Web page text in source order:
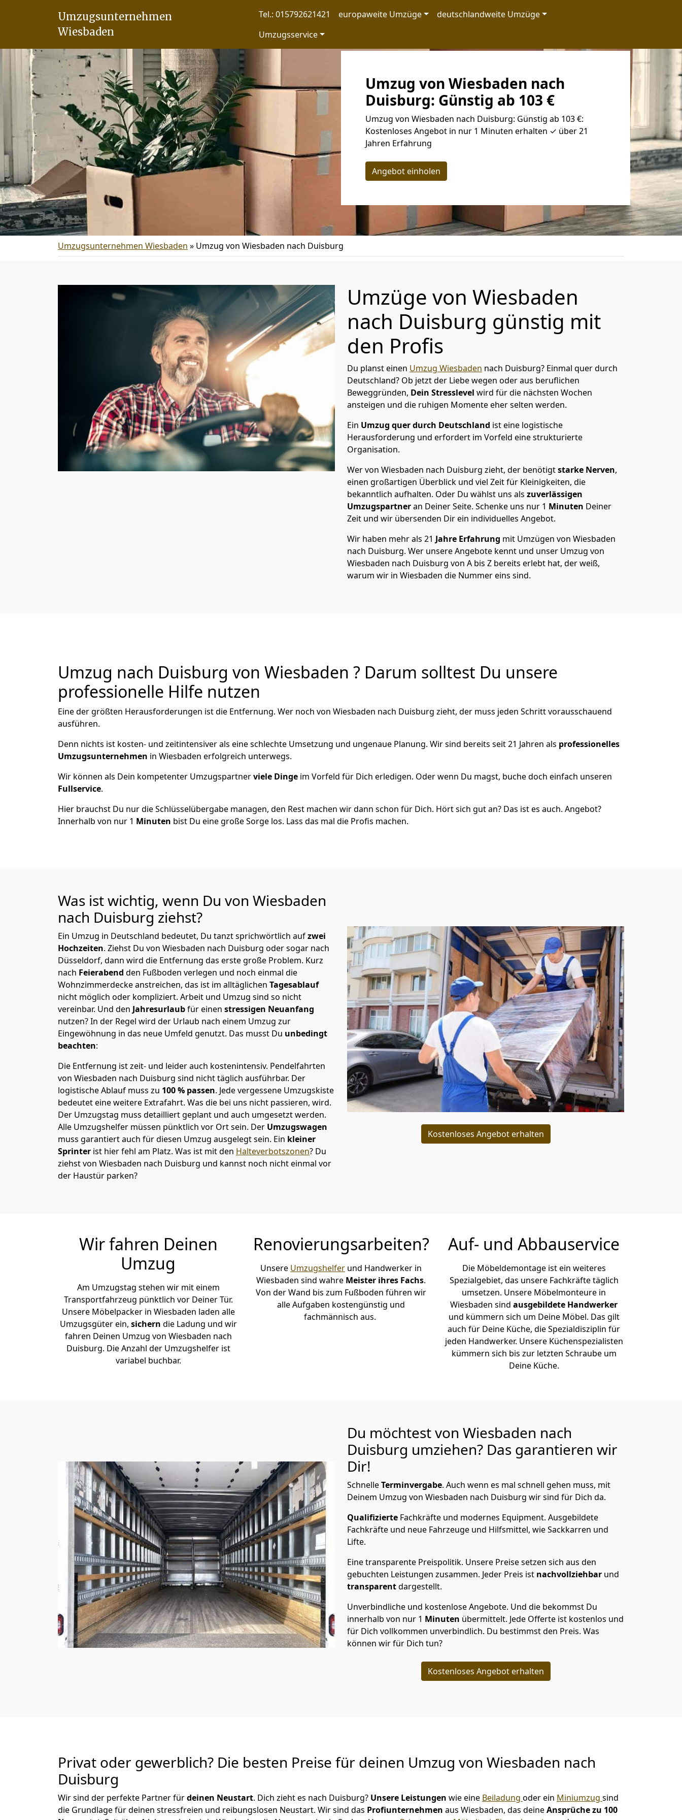
Umzugsunternehmen
Wiesbaden
Tel.: 015792621421 europaweite Umzüge
deutschlandweite Umzüge
Umzugsservice
Umzug von Wiesbaden nach
Duisburg: Günstig ab 103 €
Umzug von Wiesbaden nach Duisburg: Günstig ab 103 €:
Kostenloses Angebot in nur 1 Minuten erhalten ✓ über 21
Jahren Erfahrung
Angebot einholen
Umzugsunternehmen Wiesbaden » Umzug von Wiesbaden nach Duisburg
Umzüge von Wiesbaden
nach Duisburg günstig mit
den Profis
Du planst einen Umzug Wiesbaden nach Duisburg? Einmal quer durch
Deutschland? Ob jetzt der Liebe wegen oder aus beruflichen
Beweggründen, Dein Stresslevel wird für die nächsten Wochen
ansteigen und die ruhigen Momente eher selten werden.
Ein Umzug quer durch Deutschland ist eine logistische
Herausforderung und erfordert im Vorfeld eine strukturierte
Organisation.
Wer von Wiesbaden nach Duisburg zieht, der benötigtstarke Nerven,
einen großartigen Überblick und viel Zeit für Kleinigkeiten, die
bekanntlich aufhalten. Oder Du wählst uns als zuverlässigen
Umzugspartneran Deiner Seite. Schenke uns nur 1 Minuten Deiner
Zeit und wir übersenden Dir ein individuelles Angebot.
Wir haben mehr als 21 Jahre Erfahrung mit Umzügen von Wiesbaden
nach Duisburg. Wer unsere Angebote kennt und unser Umzug von
Wiesbaden nach Duisburg von A bis Z bereits erlebt hat, der weiß,
warum wir in Wiesbaden die Nummer eins sind.
Umzug nach Duisburg von Wiesbaden ? Darum solltest Du unsere
professionelle Hilfe nutzen
Eine der größten Herausforderungen ist die Entfernung. Wer noch von Wiesbaden nach Duisburg zieht, der muss jeden Schritt vorausschauend
ausführen.
Denn nichts ist kosten- und zeitintensiver als eine schlechte Umsetzung und ungenaue Planung. Wir sind bereits seit 21 Jahren als professionelles
Umzugsunternehmen in Wiesbaden erfolgreich unterwegs.
Wir können als Dein kompetenter Umzugspartnerviele Dinge im Vorfeld für Dich erledigen. Oder wenn Du magst, buche doch einfach unseren
Fullservice.
Hier brauchst Du nur die Schlüsselübergabe managen, den Rest machen wir dann schon für Dich. Hört sich gut an? Das ist es auch. Angebot?
Innerhalb von nur 1 Minuten bist Du eine große Sorge los. Lass das mal die Profis machen.
Was ist wichtig, wenn Du von Wiesbaden
nach Duisburg ziehst?
Ein Umzug in Deutschland bedeutet, Du tanzt sprichwörtlich aufzwei
Hochzeiten. Ziehst Du von Wiesbaden nach Duisburg oder sogar nach
Düsseldorf, dann wird die Entfernung das erste große Problem. Kurz
nach Feierabend den Fußboden verlegen und noch einmal die
Wohnzimmerdecke anstreichen, das ist im alltäglichen Tagesablauf
nicht möglich oder kompliziert. Arbeit und Umzug sind so nicht
vereinbar. Und den Jahresurlaubfür einen stressigen Neuanfang
nutzen? In der Regel wird der Urlaub nach einem Umzug zur
Eingewöhnung in das neue Umfeld genutzt. Das musst Du unbedingt
beachten:
Die Entfernung ist zeit- und leider auch kostenintensiv. Pendelfahrten
von Wiesbaden nach Duisburg sind nicht täglich ausführbar. Der
logistische Ablauf muss zu 100 % passen. Jede vergessene Umzugskiste
bedeutet eine weitere Extrafahrt. Was die bei uns nicht passieren, wird.
Der Umzugstag muss detailliert geplant und auch umgesetzt werden.
Alle Umzugshelfer müssen pünktlich vor Ort sein. Der Umzugswagen
muss garantiert auch für diesen Umzug ausgelegt sein. Ein kleiner
Sprinter ist hier fehl am Platz. Was ist mit den Halteverbotszonen? Du
ziehst von Wiesbaden nach Duisburg und kannst noch nicht einmal vor
der Haustür parken?
Kostenloses Angebot erhalten
Wir fahren Deinen
Umzug
Am Umzugstag stehen wir mit einem
Transportfahrzeug pünktlich vor Deiner Tür.
Unsere Möbelpacker in Wiesbaden laden alle
Umzugsgüter ein, sichern die Ladung und wir
fahren Deinen Umzug von Wiesbaden nach
Duisburg. Die Anzahl der Umzugshelfer ist
variabel buchbar.
Renovierungsarbeiten?
Unsere Umzugshelfer und Handwerker in
Wiesbaden sind wahre Meister ihres Fachs.
Von der Wand bis zum Fußboden führen wir
alle Aufgaben kostengünstig und
fachmännisch aus.
Auf- und Abbauservice
Die Möbeldemontage ist ein weiteres
Spezialgebiet, das unsere Fachkräfte täglich
umsetzen. Unsere Möbelmonteure in
Wiesbaden sind ausgebildete Handwerker
und kümmern sich um Deine Möbel. Das gilt
auch für Deine Küche, die Spezialdisziplin für
jeden Handwerker. Unsere Küchenspezialisten
kümmern sich bis zur letzten Schraube um
Deine Küche.
Du möchtest von Wiesbaden nach
Duisburg umziehen? Das garantieren wir
Dir!
SchnelleTerminvergabe. Auch wenn es mal schnell gehen muss, mit
Deinem Umzug von Wiesbaden nach Duisburg wir sind für Dich da.
Qualifizierte Fachkräfte und modernes Equipment. Ausgebildete
Fachkräfte und neue Fahrzeuge und Hilfsmittel, wie Sackkarren und
Lifte.
Eine transparente Preispolitik. Unsere Preise setzen sich aus den
gebuchten Leistungen zusammen. Jeder Preis ist nachvollziehbar und
transparentdargestellt.
Unverbindliche und kostenlose Angebote. Und die bekommst Du
innerhalb von nur 1 Minuten übermittelt. Jede Offerte ist kostenlos und
für Dich vollkommen unverbindlich. Du bestimmst den Preis. Was
können wir für Dich tun?
Kostenloses Angebot erhalten
Privat oder gewerblich? Die besten Preise für deinen Umzug von Wiesbaden nach
Duisburg
Wir sind der perfekte Partner fürdeinen Neustart. Dich zieht es nach Duisburg? Unsere Leistungen wie eine Beiladung oder ein Miniumzug sind
die Grundlage für deinen stressfreien und reibungslosen Neustart. Wir sind das Profiunternehmen aus Wiesbaden, das deineAnsprüche zu 100